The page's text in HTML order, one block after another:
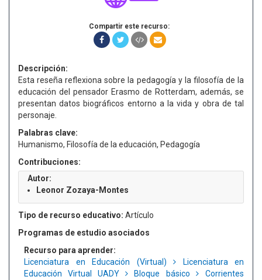
Compartir este recurso:
Descripción:
Esta reseña reflexiona sobre la pedagogía y la filosofía de la
educación del pensador Erasmo de Rotterdam, además, se
presentan datos biográficos entorno a la vida y obra de tal
personaje.
Palabras clave:
Humanismo, Filosofía de la educación, Pedagogía
Contribuciones:
Autor:
Leonor Zozaya-Montes
Tipo de recurso educativo: Artículo
Programas de estudio asociados
Recurso para aprender:
Licenciatura en Educación (Virtual)
Licenciatura en
Educación Virtual UADY
Bloque básico
Corrientes